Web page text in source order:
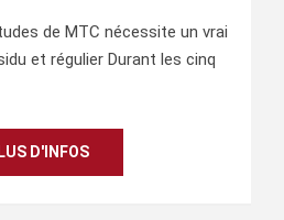
de MTC nécessite un vrai
et régulier Durant les cinq
D'INFOS